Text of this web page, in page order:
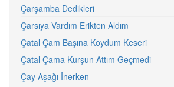
Çarşamba Dedikleri
Çarsıya Vardım Erikten Aldım
Çatal Çam Başına Koydum Keseri
Çatal Çama Kurşun Attım Geçmedi
Çay Aşağı İnerken